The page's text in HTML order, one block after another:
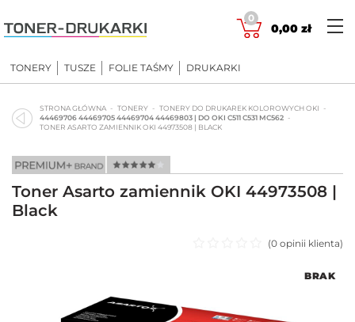
to
content
0
0,00 zł
TONERY TUSZE FOLIE TAŚMY DRUKARKI
STRONA GŁÓWNA TONERY
TONERY DO DRUKAREK KOLOROWYCH OKI
44469706 44469705 44469704 44469803 | DO OKI C511 C531 MC562
TONER ASARTO ZAMIENNIK OKI 44973508 | BLACK
Toner Asarto zamiennik OKI 44973508 |
Black
(0 opinii klienta)
BRAK